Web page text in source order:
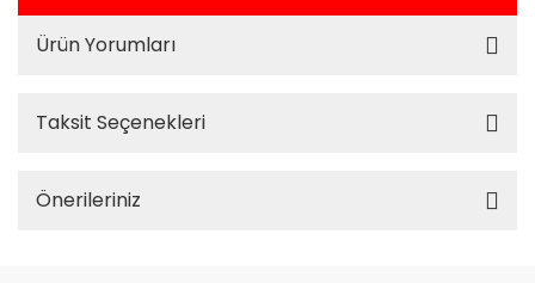
Ürün Yorumları
Taksit Seçenekleri
Önerileriniz